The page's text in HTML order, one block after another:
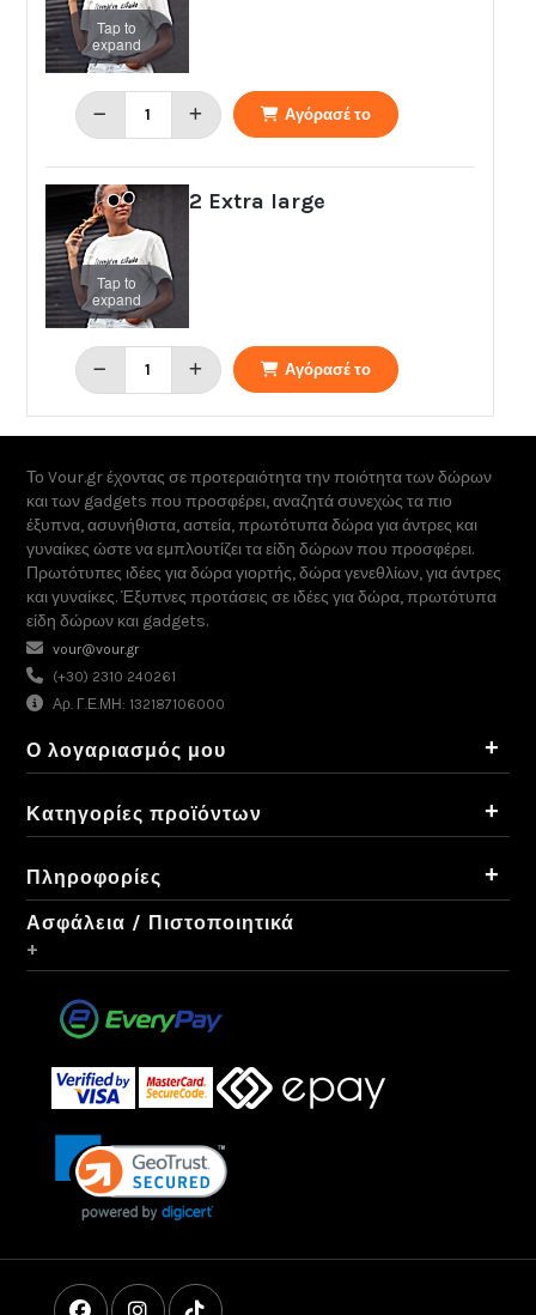
Tap to
expand
Αγόρασέ το
Tap to
expand
2 Extra large
Αγόρασέ το
Το Vour.gr έχοντας σε προτεραιότητα την ποιότητα των δώρων
και των gadgets που προσφέρει, αναζητά συνεχώς τα πιο
έξυπνα, ασυνήθιστα, αστεία, πρωτότυπα δώρα για άντρες και
γυναίκες ώστε να εμπλουτίζει τα είδη δώρων που προσφέρει.
Πρωτότυπες ιδέες για δώρα γιορτής, δώρα γενεθλίων, για άντρες
και γυναίκες. Έξυπνες προτάσεις σε ιδέες για δώρα, πρωτότυπα
είδη δώρων και gadgets.
vour@vour.gr
(+30) 2310 240261
Αρ. Γ.Ε.ΜΗ: 132187106000
Ο λογαριασμός μου +
Κατηγορίες προϊόντων +
Πληροφορίες +
Ασφάλεια / Πιστοποιητικά
+